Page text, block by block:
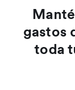
gastos
toda